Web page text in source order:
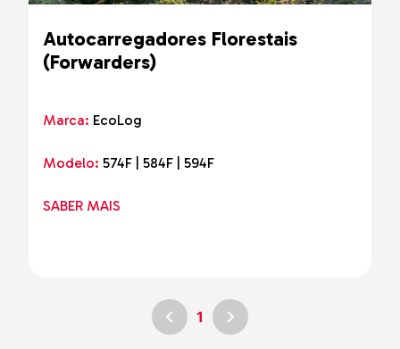
Autocarregadores Florestais
(Forwarders)
Marca: EcoLog
Modelo: 574F | 584F | 594F
SABER MAIS
1